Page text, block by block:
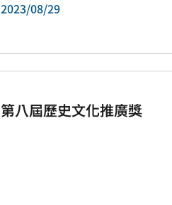
2023/08/29
第八屆歷史文化推廣獎